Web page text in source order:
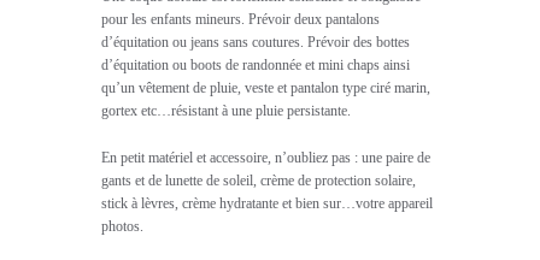
pour les enfants mineurs. Prévoir deux pantalons
d’équitation ou jeans sans coutures. Prévoir des bottes
d’équitation ou boots de randonnée et mini chaps ainsi
qu’un vêtement de pluie, veste et pantalon type ciré marin,
gortex etc…résistant à une pluie persistante.
En petit matériel et accessoire, n’oubliez pas : une paire de
gants et de lunette de soleil, crème de protection solaire,
stick à lèvres, crème hydratante et bien sur…votre appareil
photos.